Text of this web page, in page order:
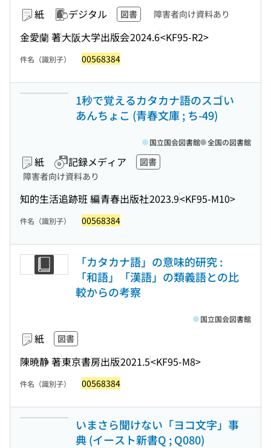
紙 デジタル 図書 障害者向け資料あり
金愛蘭 著大阪大学出版会2024.6<KF95-R2>
件名（識別子） 00568384
1秒で覚えるカタカナ語のスゴい
あんちょこ (青春文庫 ; ち-49)
紙 記録メディア
図書
障害者向け資料あり
知的生活追跡班 編青春出版社2023.9<KF95-M10>
国立国会図書館 全国の図書館
件名（識別子） 00568384
「カタカナ語」の意味的研究 :
「和語」「漢語」の類義語との比
較からの考察
紙 図書
陳暁静 著東京書房出版2021.5<KF95-M8>
国立国会図書館
件名（識別子） 00568384
いまさら聞けない「ヨコ文字」事
典 (イースト新書Q ; Q080)